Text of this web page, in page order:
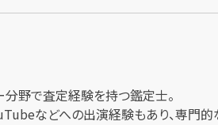
分野で査定経験を持つ鑑定士。
などへの出演経験もあり、専門